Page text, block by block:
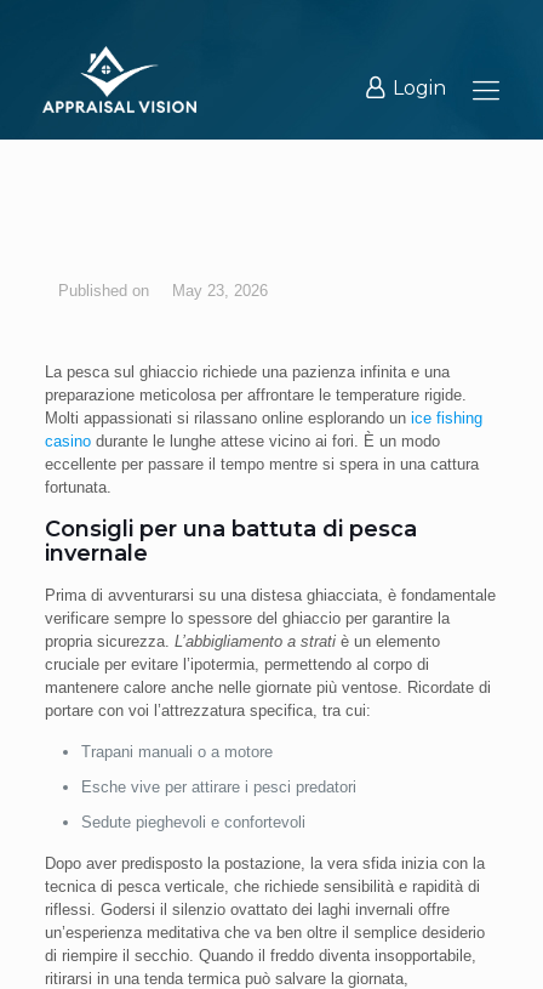
Login
May 23, 2026
La pesca sul ghiaccio richiede una pazienza infinita e una
preparazione meticolosa per affrontare le temperature rigide.
Molti appassionati si rilassano online esplorando un ice fishing
casinodurante le lunghe attese vicino ai fori. È un modo
eccellente per passare il tempo mentre si spera in una cattura
fortunata.
Consigli per una battuta di pesca
invernale
Prima di avventurarsi su una distesa ghiacciata, è fondamentale
verificare sempre lo spessore del ghiaccio per garantire la
propria sicurezza. L’abbigliamento a stratiè un elemento
cruciale per evitare l’ipotermia, permettendo al corpo di
mantenere calore anche nelle giornate più ventose. Ricordate di
portare con voi l’attrezzatura specifica, tra cui:
Trapani manuali o a motore
Esche vive per attirare i pesci predatori
Sedute pieghevoli e confortevoli
Dopo aver predisposto la postazione, la vera sfida inizia con la
tecnica di pesca verticale, che richiede sensibilità e rapidità di
riflessi. Godersi il silenzio ovattato dei laghi invernali offre
un’esperienza meditativa che va ben oltre il semplice desiderio
di riempire il secchio. Quando il freddo diventa insopportabile,
ritirarsi in una tenda termica può salvare la giornata,